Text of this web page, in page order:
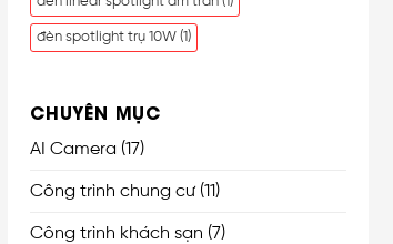
đèn spotlight trụ 10W (1)
CHUYÊN MỤC
AI Camera (17)
Công trình chung cư(11)
Công trình khách sạn (7)